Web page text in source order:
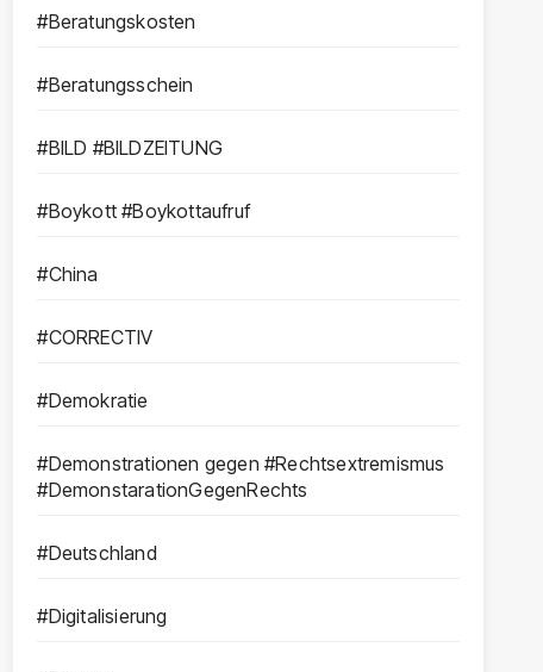
#Beratungskosten
#Beratungsschein
#BILD #BILDZEITUNG
#Boykott #Boykottaufruf
#China
#CORRECTIV
#Demokratie
#Demonstrationen gegen #Rechtsextremismus
#DemonstarationGegenRechts
#Deutschland
#Digitalisierung